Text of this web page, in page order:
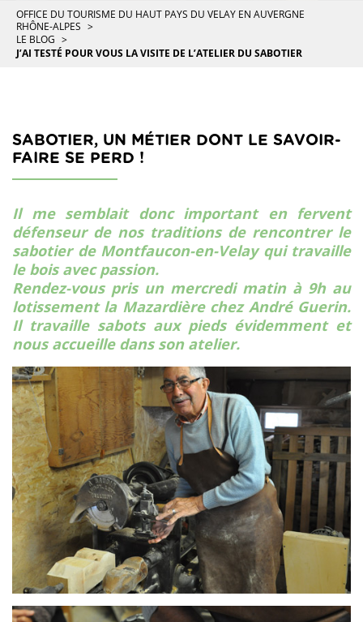
OFFICE DU TOURISME DU HAUT PAYS DU VELAY EN AUVERGNE
RHÔNE-ALPES
LE BLOG
J’AI TESTÉ POUR VOUS LA VISITE DE L’ATELIER DU SABOTIER
SABOTIER, UN MÉTIER DONT LE SAVOIR-
FAIRE SE PERD !
Il me semblait donc important en fervent
défenseur de nos traditions de rencontrer le
sabotier de Montfaucon-en-Velay qui travaille
le bois avec passion.
Rendez-vous pris un mercredi matin à 9h au
lotissement la Mazardière chez André Guerin.
Il travaille sabots aux pieds évidemment et
nous accueille dans son atelier.